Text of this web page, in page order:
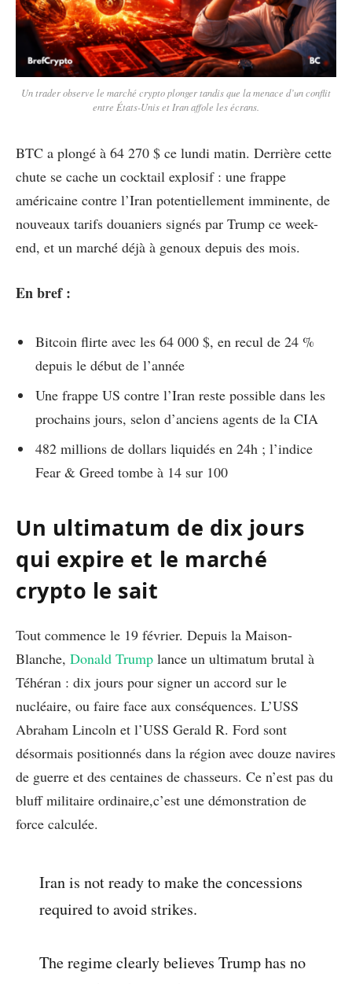
Un trader observe le marché crypto plonger tandis que la menace d’un conflit
entre États-Unis et Iran affole les écrans.
BTC a plongé à 64 270 $ ce lundi matin. Derrière cette
chute se cache un cocktail explosif : une frappe
américaine contre l’Iran potentiellement imminente, de
nouveaux tarifs douaniers signés par Trump ce week-
end, et un marché déjà à genoux depuis des mois.
En bref :
Bitcoin flirte avec les 64 000 $, en recul de 24 %
depuis le début de l’année
Une frappe US contre l’Iran reste possible dans les
prochains jours, selon d’anciens agents de la CIA
482 millions de dollars liquidés en 24h ; l’indice
Fear & Greed tombe à 14 sur 100
Un ultimatum de dix jours
qui expire et le marché
crypto le sait
Tout commence le 19 février. Depuis la Maison-
Blanche, Donald Trump lance un ultimatum brutal à
Téhéran : dix jours pour signer un accord sur le
nucléaire, ou faire face aux conséquences. L’USS
Abraham Lincoln et l’USS Gerald R. Ford sont
désormais positionnés dans la région avec douze navires
de guerre et des centaines de chasseurs. Ce n’est pas du
bluff militaire ordinaire,c’est une démonstration de
force calculée.
Iran is not ready to make the concessions
required to avoid strikes.
The regime clearly believes Trump has no